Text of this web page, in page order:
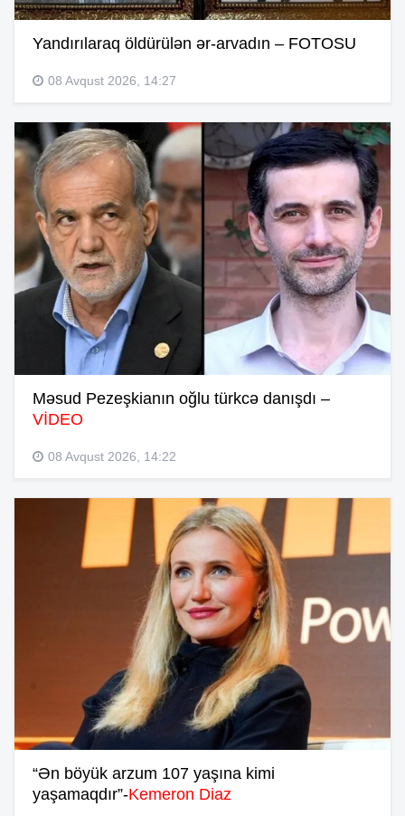
Yandırılaraq öldürülən ər-arvadın – FOTOSU
08 Avqust 2026, 14:27
Məsud Pezeşkianın oğlu türkcə danışdı –
VİDEO
08 Avqust 2026, 14:22
“Ən böyük arzum 107 yaşına kimi
yaşamaqdır”-Kemeron Diaz